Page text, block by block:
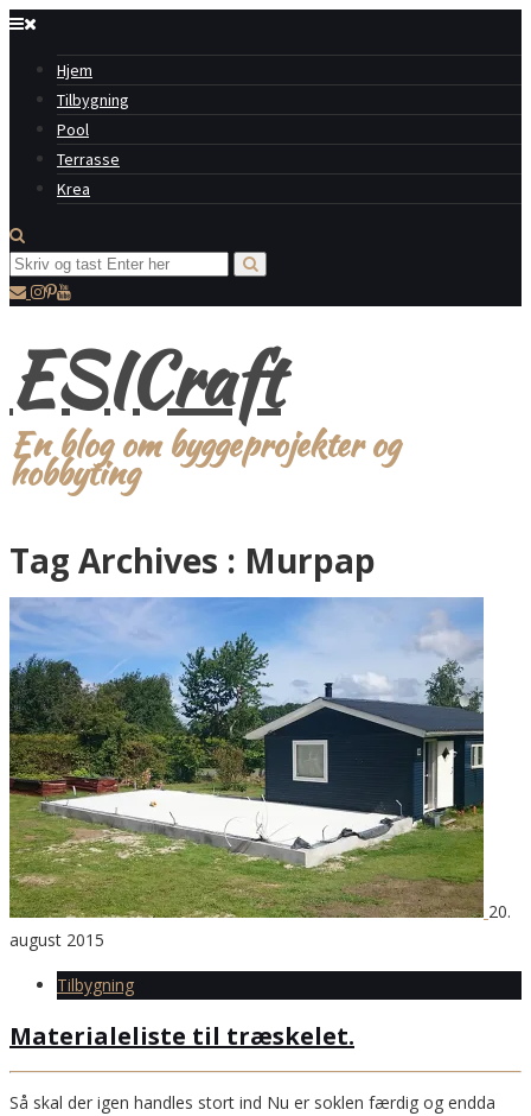
Hjem
Tilbygning
Pool
Terrasse
Krea
ESICraft
En blog om byggeprojekter og
hobbyting
Tag Archives : Murpap
20.
august 2015
Tilbygning
Materialeliste til træskelet.
Så skal der igen handles stort ind Nu er soklen færdig og endda